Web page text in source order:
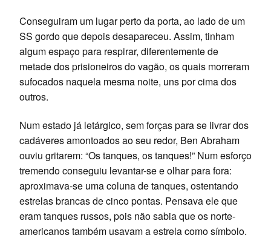
Conseguiram um lugar perto da porta, ao lado de um
SS gordo que depois desapareceu. Assim, tinham
algum espaço para respirar, diferentemente de
metade dos prisioneiros do vagão, os quais morreram
sufocados naquela mesma noite, uns por cima dos
outros.
Num estado já letárgico, sem forças para se livrar dos
cadáveres amontoados ao seu redor, Ben Abraham
ouviu gritarem: “Os tanques, os tanques!” Num esforço
tremendo conseguiu levantar-se e olhar para fora:
aproximava-se uma coluna de tanques, ostentando
estrelas brancas de cinco pontas. Pensava ele que
eram tanques russos, pois não sabia que os norte-
americanos também usavam a estrela como símbolo.